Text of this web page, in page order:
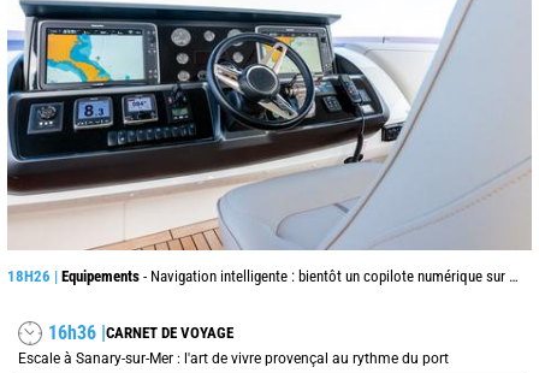
18H26 | Equipements - Navigation intelligente : bientôt un copilote numérique sur nos voiliers ?
16h36 |CARNET DE VOYAGE
Escale à Sanary-sur-Mer : l'art de vivre provençal au rythme du port